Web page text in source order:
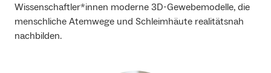
Wissenschaftler*innen moderne 3D-Gewebemodelle, die
menschliche Atemwege und Schleimhäute realitätsnah
nachbilden.